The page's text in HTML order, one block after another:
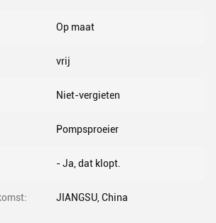
Op maat
vrij
Niet-vergieten
Pompsproeier
- Ja, dat klopt.
JIANGSU, China